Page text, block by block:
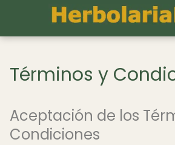
Términos y
Aceptación de los
Condiciones